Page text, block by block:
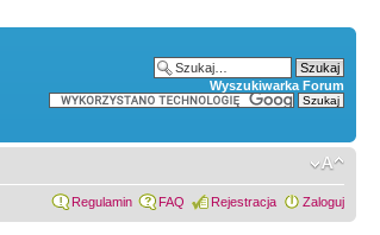
Wyszukiwarka Forum
Regulamin FAQ Rejestracja Zaloguj